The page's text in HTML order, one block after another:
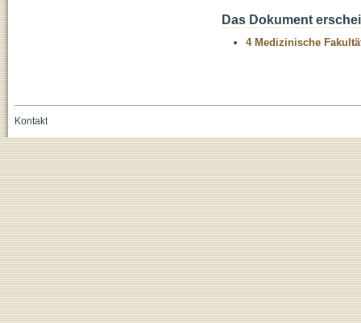
Das Dokument
4 Medizinische
Kontakt